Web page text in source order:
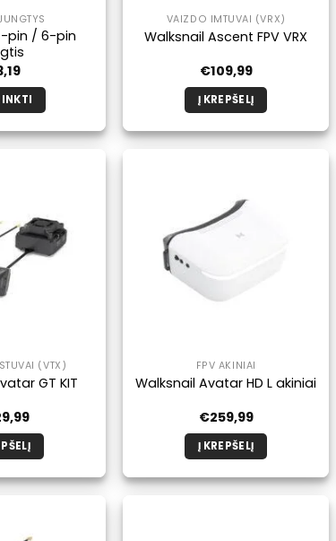
pin / 6-pin
produktas
Galimybe
galite
pasirinkti
produkto
VAIZDO IMTUVAI (VRX)
Walksnail Ascent FPV VRX
€109,99
Į KREPŠELĮ
(VTX)
GT KIT
FPV AKINIAI
Walksnail Avatar HD L akiniai
€259,99
Į KREPŠELĮ